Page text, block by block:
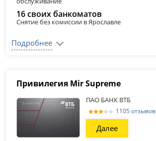
16 своих банкоматов
Снятие без комиссии в Ярославле
Подробнее
Привилегия Mir Supreme
ПАО БАНК ВТБ
1105 отзывов
Далее